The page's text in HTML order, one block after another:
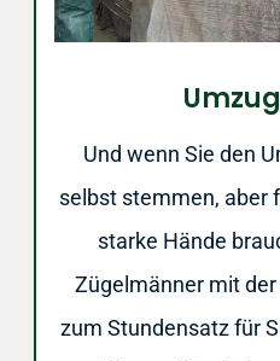
Und wenn Sie den
selbst stemmen, aber
starke Hände
Zügelmänner mit
zum Stundensatz für